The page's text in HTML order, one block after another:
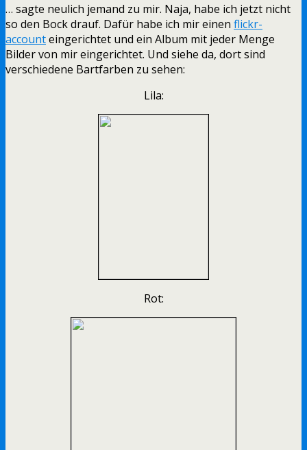
… sagte neulich jemand zu mir. Naja, habe ich jetzt nicht
so den Bock drauf. Dafür habe ich mir einen flickr-
accounteingerichtet und ein Album mit jeder Menge
Bilder von mir eingerichtet. Und siehe da, dort sind
verschiedene Bartfarben zu sehen:
Lila:
Rot: